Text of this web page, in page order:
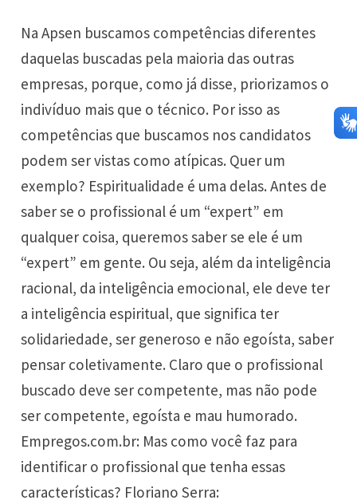
Na Apsen buscamos competências diferentes
daquelas buscadas pela maioria das outras
empresas, porque, como já disse, priorizamos o
indivíduo mais que o técnico. Por isso as
competências que buscamos nos candidatos
podem ser vistas como atípicas. Quer um
exemplo? Espiritualidade é uma delas. Antes de
saber se o profissional é um “expert” em
qualquer coisa, queremos saber se ele é um
“expert” em gente. Ou seja, além da inteligência
racional, da inteligência emocional, ele deve ter
a inteligência espiritual, que significa ter
solidariedade, ser generoso e não egoísta, saber
pensar coletivamente. Claro que o profissional
buscado deve ser competente, mas não pode
ser competente, egoísta e mau humorado.
Empregos.com.br: Mas como você faz para
identificar o profissional que tenha essas
características? Floriano Serra: